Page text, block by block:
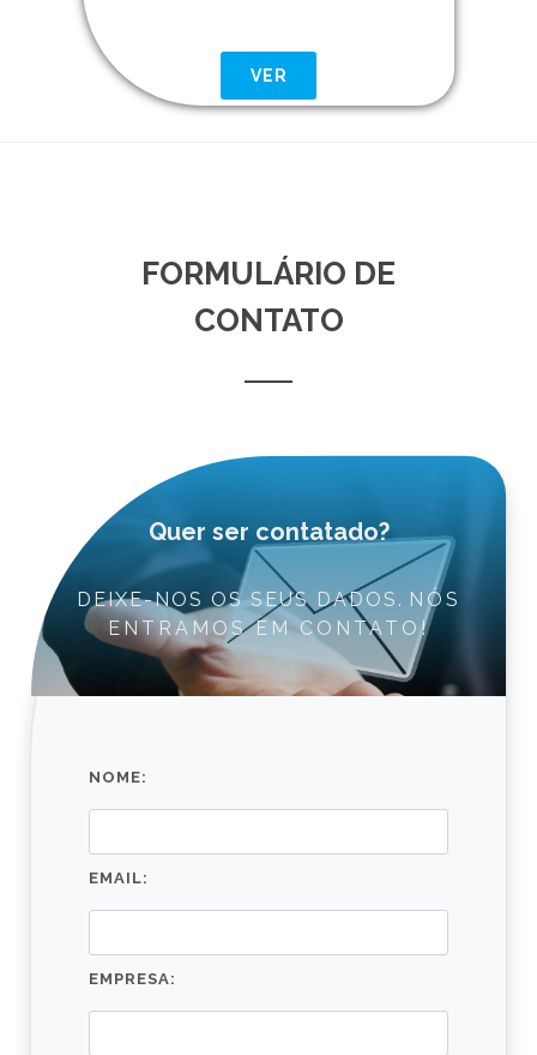
VER
FORMULÁRIO DE
CONTATO
Quer ser contatado?
DEIXE-NOS OS SEUS DADOS. NÓS
ENTRAMOS EM CONTATO!
NOME:
EMAIL:
EMPRESA: